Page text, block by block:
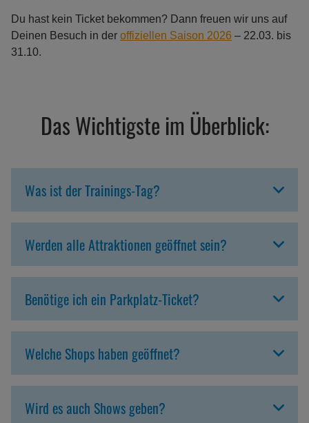
Du hast kein Ticket bekommen? Dann freuen wir uns auf
Deinen Besuch in der offiziellen Saison 2026 – 22.03. bis
31.10.
Das Wichtigste im Überblick:
Was ist der Trainings-Tag?
Werden alle Attraktionen geöffnet sein?
Benötige ich ein Parkplatz-Ticket?
Welche Shops haben geöffnet?
Wird es auch Shows geben?